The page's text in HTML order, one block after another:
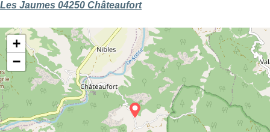
Les Jaumes 04250 Châteaufort
+
−